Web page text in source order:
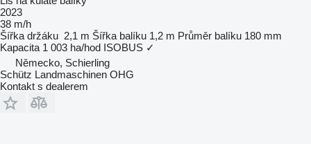
2023
38 m/h
Šířka držáku 2,1 m Šířka balíku 1,2 m Průměr balíku 180 mm
Kapacita 1 003 ha/hod ISOBUS ✓
Německo, Schierling
Schütz Landmaschinen OHG
Kontakt s dealerem